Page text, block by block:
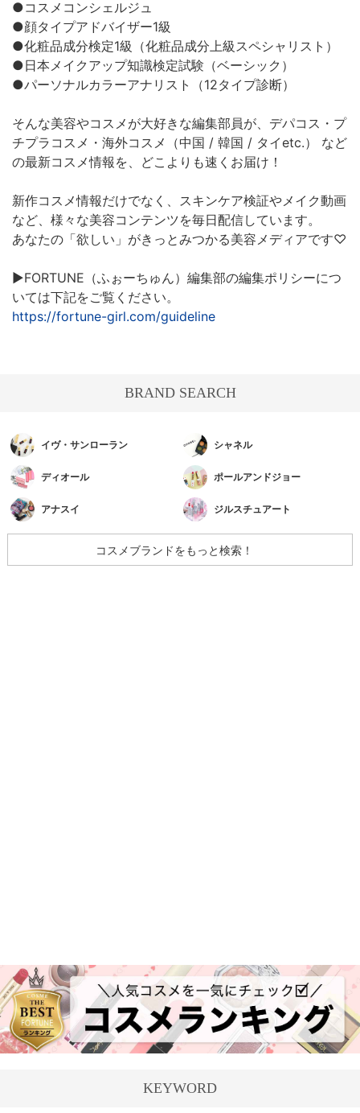
●コスメコンシェルジュ
●顔タイプアドバイザー1級
●化粧品成分検定1級（化粧品成分上級スペシャリスト）
●日本メイクアップ知識検定試験（ベーシック）
●パーソナルカラーアナリスト（12タイプ診断）
そんな美容やコスメが大好きな編集部員が、デパコス・プ
チプラコスメ・海外コスメ（中国 / 韓国 / タイetc.） など
の最新コスメ情報を、どこよりも速くお届け！
新作コスメ情報だけでなく、スキンケア検証やメイク動画
など、様々な美容コンテンツを毎日配信しています。
あなたの「欲しい」がきっとみつかる美容メディアです♡
▶︎FORTUNE（ふぉーちゅん）編集部の編集ポリシーにつ
いては下記をご覧ください。
https://fortune-girl.com/guideline
BRAND SEARCH
イヴ・サンローラン シャネル
ディオール ポールアンドジョー
アナスイ ジルスチュアート
コスメブランドをもっと検索！
KEYWORD